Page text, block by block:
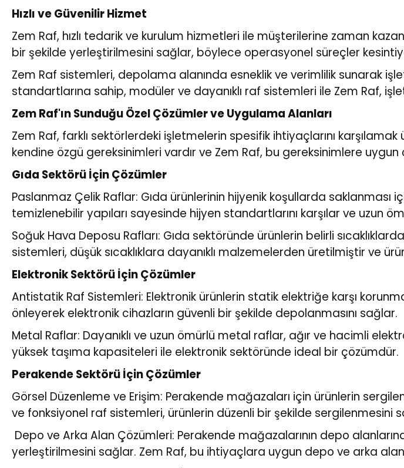
Hızlı ve Güvenilir Hizmet
Zem Raf, hızlı tedarik ve kurulum hizmetleri ile müşterilerine zaman
bir şekilde yerleştirilmesini sağlar, böylece operasyonel süreçler
Zem Raf sistemleri, depolama alanında esneklik ve verimlilik sunarak
standartlarına sahip, modüler ve dayanıklı raf sistemleri ile Zem Raf,
Zem Raf'ın Sunduğu Özel Çözümler ve Uygulama Alanları
Zem Raf, farklı sektörlerdeki işletmelerin spesifik ihtiyaçlarını
kendine özgü gereksinimleri vardır ve Zem Raf, bu gereksinimlere
Gıda Sektörü İçin Çözümler
Paslanmaz Çelik Raflar: Gıda ürünlerinin hijyenik koşullarda
temizlenebilir yapıları sayesinde hijyen standartlarını karşılar ve uzun
Soğuk Hava Deposu Rafları: Gıda sektöründe ürünlerin belirli
sistemleri, düşük sıcaklıklara dayanıklı malzemelerden üretilmiştir ve
Elektronik Sektörü İçin Çözümler
Antistatik Raf Sistemleri: Elektronik ürünlerin statik elektriğe karşı
önleyerek elektronik cihazların güvenli bir şekilde depolanmasını sağlar.
Metal Raflar: Dayanıklı ve uzun ömürlü metal raflar, ağır ve hacimli
yüksek taşıma kapasiteleri ile elektronik sektöründe ideal bir çözümdür.
Perakende Sektörü İçin Çözümler
Görsel Düzenleme ve Erişim: Perakende mağazaları için ürünlerin
ve fonksiyonel raf sistemleri, ürünlerin düzenli bir şekilde sergilenmesini
Depo ve Arka Alan Çözümleri: Perakende mağazalarının depo
yerleştirilmesini sağlar. Zem Raf, bu ihtiyaçlara uygun depo ve arka